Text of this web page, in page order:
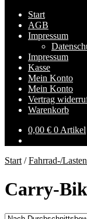
Start
AGB
Impressum
Impressum
Kasse
Mein Konto
Mein Konto
Vertrag
Warenkorb
0,00 € 0 Artikel
Start /Fahrrad-/
Carry-